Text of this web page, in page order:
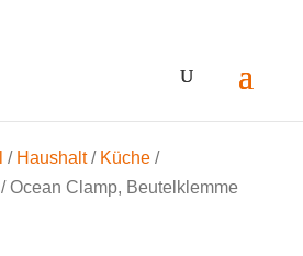
/ Haushalt/ Küche/
/ Ocean Clamp, Beutelklemme